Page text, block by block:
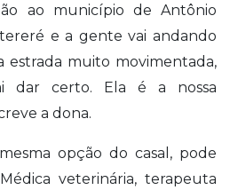
ao município de Antônio
e a gente vai andando
estrada muito movimentada,
dar certo. Ela é a nossa
a dona.
opção do casal, pode
veterinária, terapeuta